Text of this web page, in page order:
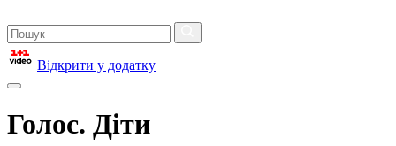
Відкрити у додатку
Голос. Діти